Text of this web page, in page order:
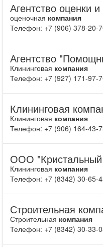
Агентство оценки
оценочная компания
Телефон: +7 (906) 378-20-
Агентство
Клининговая компания
Телефон: +7 (927) 171-97-
Клининговая
Клининговая компания
Телефон: +7 (906) 164-43-
ООО
Клининговая компания
Телефон: +7 (8342) 30-65-
Строительная
Строительная компания
Телефон: +7 (8342) 30-33-